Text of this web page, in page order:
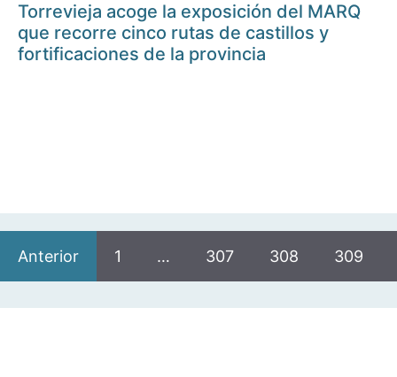
Torrevieja acoge la exposición del MARQ
que recorre cinco rutas de castillos y
fortificaciones de la provincia
Anterior 1 … 307 308 309